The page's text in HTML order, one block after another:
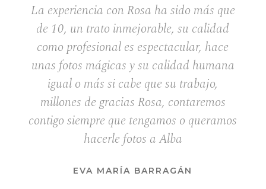
La experiencia con Rosa ha sido más que
de 10, un trato inmejorable, su calidad
como profesional es espectacular, hace
unas fotos mágicas y su calidad humana
igual o más si cabe que su trabajo,
millones de gracias Rosa, contaremos
contigo siempre que tengamos o queramos
hacerle fotos a Alba
EVA MARÍA BARRAGÁN